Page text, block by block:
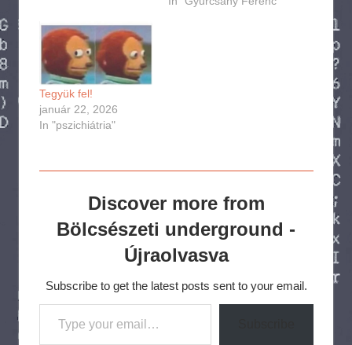
Tegyük fel!
január 22, 2026
In "pszichiátria"
Discover more from
Bölcsészeti underground -
Újraolvasva
Subscribe to get the latest posts sent to your email.
Type your email…